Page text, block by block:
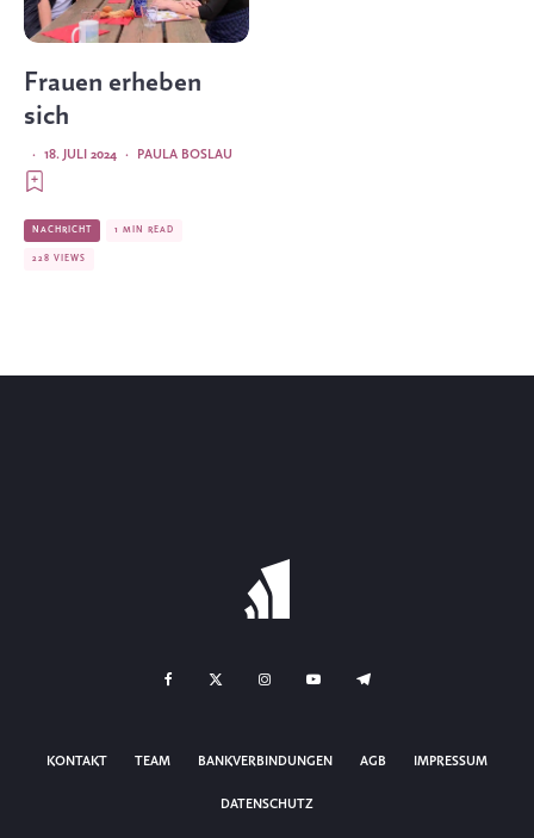
Frauen erheben
sich
PAULA BOSLAU
·
18. JULI 2024
·
NACHRICHT 1 MIN READ
228 VIEWS
KONTAKT TEAM BANKVERBINDUNGEN AGB IMPRESSUM
DATENSCHUTZ